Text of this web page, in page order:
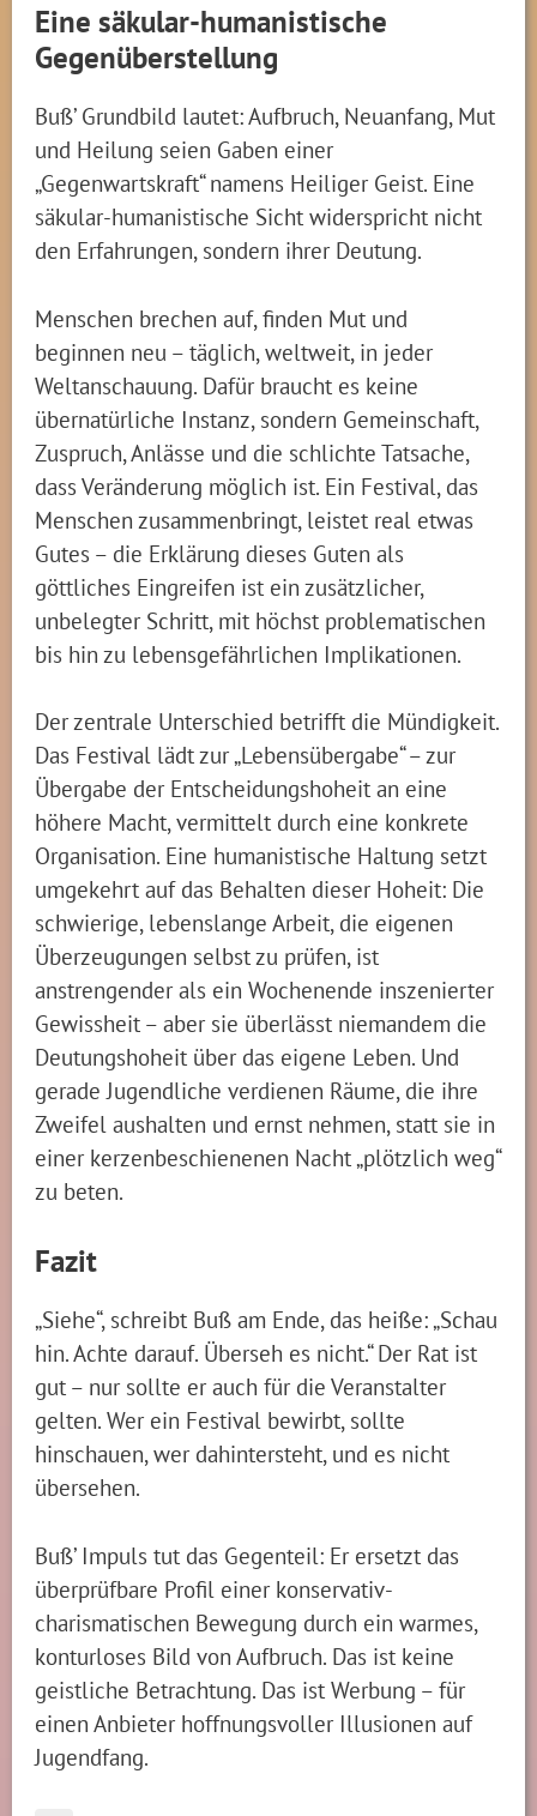
Eine säkular-humanistische
Gegenüberstellung
Buß’ Grundbild lautet: Aufbruch, Neuanfang, Mut
und Heilung seien Gaben einer
„Gegenwartskraft“ namens Heiliger Geist. Eine
säkular-humanistische Sicht widerspricht nicht
den Erfahrungen, sondern ihrer Deutung.
Menschen brechen auf, finden Mut und
beginnen neu – täglich, weltweit, in jeder
Weltanschauung. Dafür braucht es keine
übernatürliche Instanz, sondern Gemeinschaft,
Zuspruch, Anlässe und die schlichte Tatsache,
dass Veränderung möglich ist. Ein Festival, das
Menschen zusammenbringt, leistet real etwas
Gutes – die Erklärung dieses Guten als
göttliches Eingreifen ist ein zusätzlicher,
unbelegter Schritt, mit höchst problematischen
bis hin zu lebensgefährlichen Implikationen.
Der zentrale Unterschied betrifft die Mündigkeit.
Das Festival lädt zur „Lebensübergabe“ – zur
Übergabe der Entscheidungshoheit an eine
höhere Macht, vermittelt durch eine konkrete
Organisation. Eine humanistische Haltung setzt
umgekehrt auf das Behalten dieser Hoheit: Die
schwierige, lebenslange Arbeit, die eigenen
Überzeugungen selbst zu prüfen, ist
anstrengender als ein Wochenende inszenierter
Gewissheit – aber sie überlässt niemandem die
Deutungshoheit über das eigene Leben. Und
gerade Jugendliche verdienen Räume, die ihre
Zweifel aushalten und ernst nehmen, statt sie in
einer kerzenbeschienenen Nacht „plötzlich weg“
zu beten.
Fazit
„Siehe“, schreibt Buß am Ende, das heiße: „Schau
hin. Achte darauf. Überseh es nicht.“ Der Rat ist
gut – nur sollte er auch für die Veranstalter
gelten. Wer ein Festival bewirbt, sollte
hinschauen, wer dahintersteht, und es nicht
übersehen.
Buß’ Impuls tut das Gegenteil: Er ersetzt das
überprüfbare Profil einer konservativ-
charismatischen Bewegung durch ein warmes,
konturloses Bild von Aufbruch. Das ist keine
geistliche Betrachtung. Das ist Werbung – für
einen Anbieter hoffnungsvoller Illusionen auf
Jugendfang.